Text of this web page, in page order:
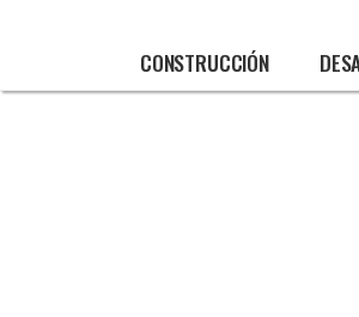
CONSTRUCCIÓN